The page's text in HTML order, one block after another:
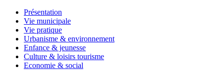
Présentation
Vie municipale
Vie pratique
Urbanisme & environnement
Enfance & jeunesse
Culture & loisirs tourisme
Economie & social